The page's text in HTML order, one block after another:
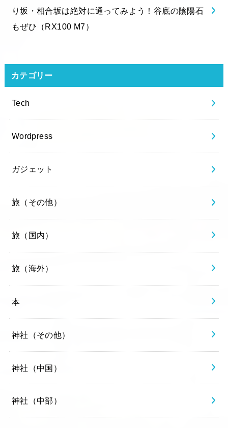
り坂・相合坂は絶対に通ってみよう！谷底の陰陽石
もぜひ（RX100 M7）
カテゴリー
Tech
Wordpress
ガジェット
旅（その他）
旅（国内）
旅（海外）
本
神社（その他）
神社（中国）
神社（中部）